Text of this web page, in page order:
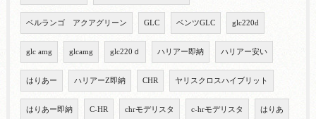
ベルランゴ アクアグリーン GLC ベンツGLC glc220d
glc amg glcamg glc220ｄ ハリアー即納 ハリアー安い
はりあー ハリアーZ即納 CHR ヤリスクロスハイブリット
はりあー即納 C-HR chrモデリスタ c-hrモデリスタ はりあ